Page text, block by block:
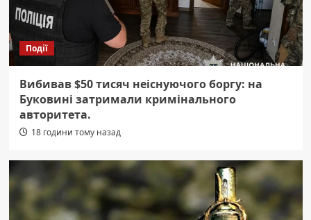
Події
Вибивав $50 тисяч неіснуючого боргу: на
Буковині затримали кримінального
авторитета.
18 години тому назад